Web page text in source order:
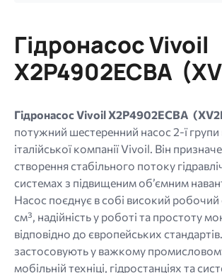
МБ.
Дозволені
типи:
jpg
jpeg
png.
Гідронасос Vivoil
X2P4902ECBA
Гідронасос Vivoil X2P4902ECBA
потужний шестеренний насос 2-ї
італійської компанії Vivoil. Він
створення стабільного потоку
системах з підвищеним об’ємним
Насос поєднує в собі високий
см³, надійність у роботі та простоту
відповідно до європейських
застосовують у важкому
мобільній техніці, гідростанціях та